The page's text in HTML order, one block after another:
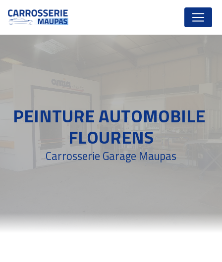
PEINTURE AUTOMOBILE
FLOURENS
Carrosserie Garage Maupas